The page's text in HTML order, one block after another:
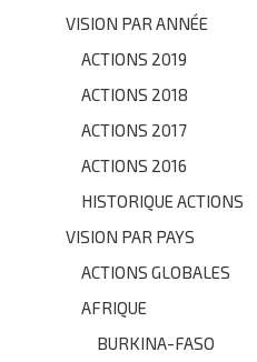
VISION PAR ANNÉE
ACTIONS 2019
ACTIONS 2018
ACTIONS 2017
ACTIONS 2016
HISTORIQUE ACTIONS
VISION PAR PAYS
ACTIONS GLOBALES
AFRIQUE
BURKINA-FASO